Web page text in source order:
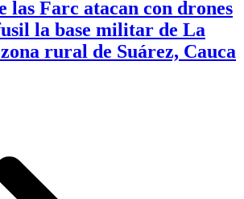
las Farc atacan con drones
la base militar de La
rural de Suárez, Cauca